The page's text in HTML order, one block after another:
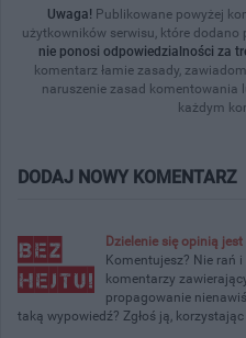
Uwaga! Publikowane powyżej
użytkowników serwisu, które
nie ponosi odpowiedzialności za
komentarz łamie zasady,
naruszenie zasad komentowania
każdym
DODAJ NOWY KOMENTARZ
Dzielenie się opinią
Komentujesz? Nie rań
komentarzy
propagowanie
taką wypowiedź? Zgłoś ją,